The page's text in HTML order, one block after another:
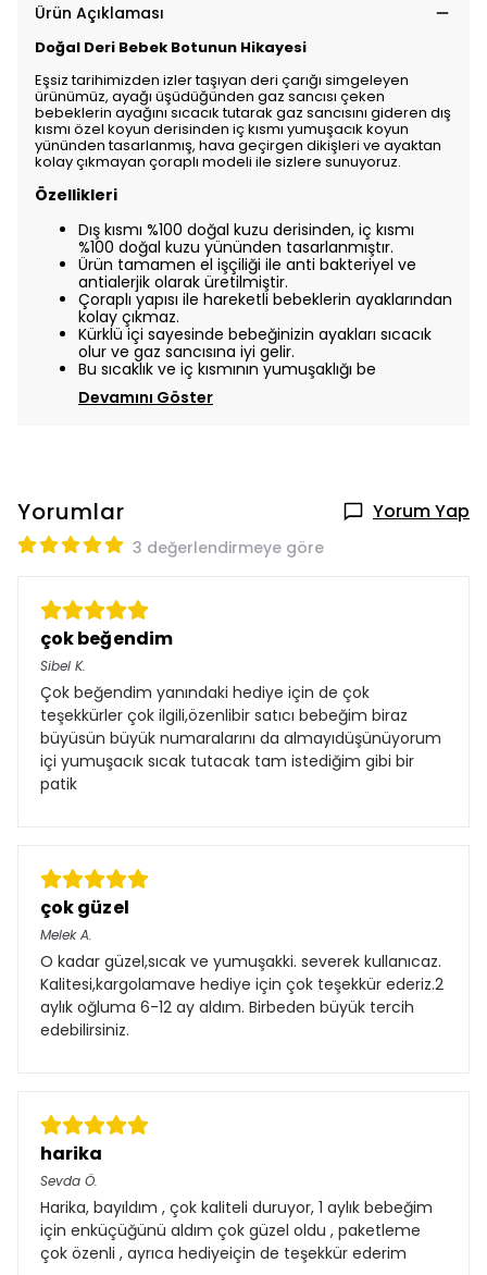
Ürün Açıklaması
Doğal Deri Bebek Botunun Hikayesi
Eşsiz tarihimizden izler taşıyan deri çarığı simgeleyen
ürünümüz, ayağı üşüdüğünden gaz sancısı çeken
bebeklerin ayağını sıcacık tutarak gaz sancısını gideren dış
kısmı özel koyun derisinden iç kısmı yumuşacık koyun
yününden tasarlanmış, hava geçirgen dikişleri ve ayaktan
kolay çıkmayan çoraplı modeli ile sizlere sunuyoruz.
Özellikleri
Dış kısmı %100 doğal kuzu derisinden, iç kısmı
%100 doğal kuzu yününden tasarlanmıştır.
Ürün tamamen el işçiliği ile anti bakteriyel ve
antialerjik olarak üretilmiştir.
Çoraplı yapısı ile hareketli bebeklerin ayaklarından
kolay çıkmaz.
Kürklü içi sayesinde bebeğinizin ayakları sıcacık
olur ve gaz sancısına iyi gelir.
Bu sıcaklık ve iç kısmının yumuşaklığı be
Devamını Göster
Yorumlar Yorum Yap
3 değerlendirmeye göre
çok beğendim
Sibel K.
Çok beğendim yanındaki hediye için de çok
teşekkürler çok ilgili,özenlibir satıcı bebeğim biraz
büyüsün büyük numaralarını da almayıdüşünüyorum
içi yumuşacık sıcak tutacak tam istediğim gibi bir
patik
çok güzel
Melek A.
O kadar güzel,sıcak ve yumuşakki. severek kullanıcaz.
Kalitesi,kargolamave hediye için çok teşekkür ederiz.2
aylık oğluma 6-12 ay aldım. Birbeden büyük tercih
edebilirsiniz.
harika
Sevda Ö.
Harika, bayıldım , çok kaliteli duruyor, 1 aylık bebeğim
için enküçüğünü aldım çok güzel oldu , paketleme
çok özenli , ayrıca hediyeiçin de teşekkür ederim